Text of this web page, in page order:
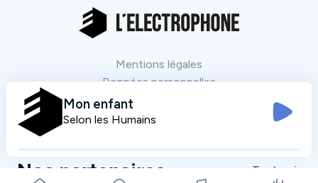
Mentions légales
Données personnelles
Plan du site
Contact
Nos partenaires Tout voir
Mon enfant
Selon les Humains